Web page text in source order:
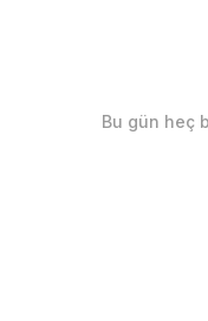
Bu gün heç